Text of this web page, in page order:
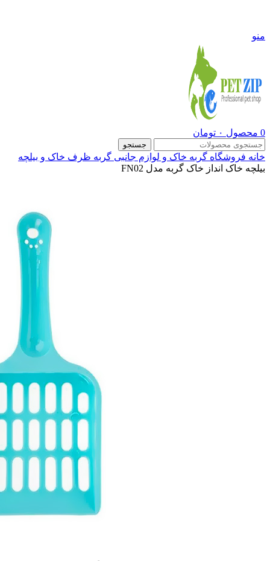
منو
0 محصول ۰ تومان
جستجو
خانه فروشگاه گربه خاک و لوازم جانبی گربه ظرف خاک و بیلچه
بیلچه خاک انداز خاک گربه مدل FN02